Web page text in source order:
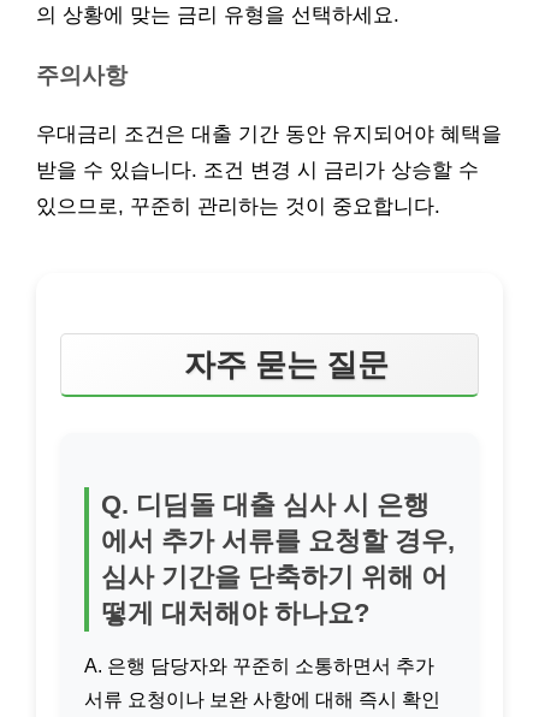
의 상황에 맞는 금리 유형을 선택하세요.
주의사항
우대금리 조건은 대출 기간 동안 유지되어야 혜택을
받을 수 있습니다. 조건 변경 시 금리가 상승할 수
있으므로, 꾸준히 관리하는 것이 중요합니다.
자주 묻는 질문
Q. 디딤돌 대출 심사 시 은행
에서 추가 서류를 요청할 경우,
심사 기간을 단축하기 위해 어
떻게 대처해야 하나요?
A. 은행 담당자와 꾸준히 소통하면서 추가
서류 요청이나 보완 사항에 대해 즉시 확인